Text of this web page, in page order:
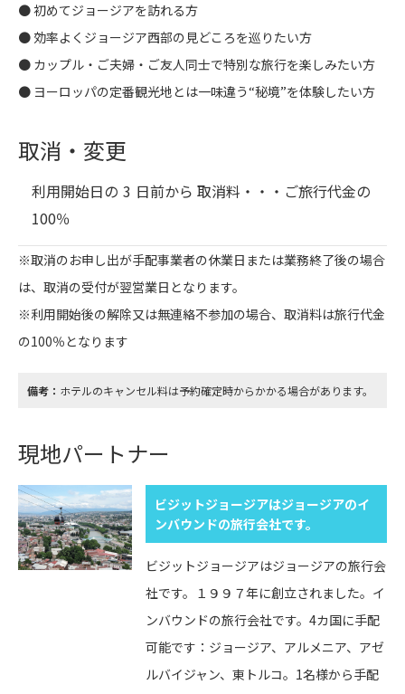
● 初めてジョージアを訪れる方
● 効率よくジョージア西部の見どころを巡りたい方
● カップル・ご夫婦・ご友人同士で特別な旅行を楽しみたい方
● ヨーロッパの定番観光地とは一味違う“秘境”を体験したい方
取消・変更
利用開始日の 3 日前から 取消料・・・ ご旅行代金の
100％
※取消のお申し出が手配事業者の休業日または業務終了後の場合
は、取消の受付が翌営業日となります。
※利用開始後の解除又は無連絡不参加の場合、取消料は旅行代金
の100％となります
備考： ホテルのキャンセル料は予約確定時からかかる場合があります。
現地パートナー
ビジットジョージアはジョージアのイ
ンバウンドの旅行会社です。
ビジットジョージアはジョージアの旅行会
社です。１９９７年に創立されました。イ
ンバウンドの旅行会社です。4カ国に手配
可能です：ジョージア、アルメニア、アゼ
ルバイジャン、東トルコ。1名様から手配